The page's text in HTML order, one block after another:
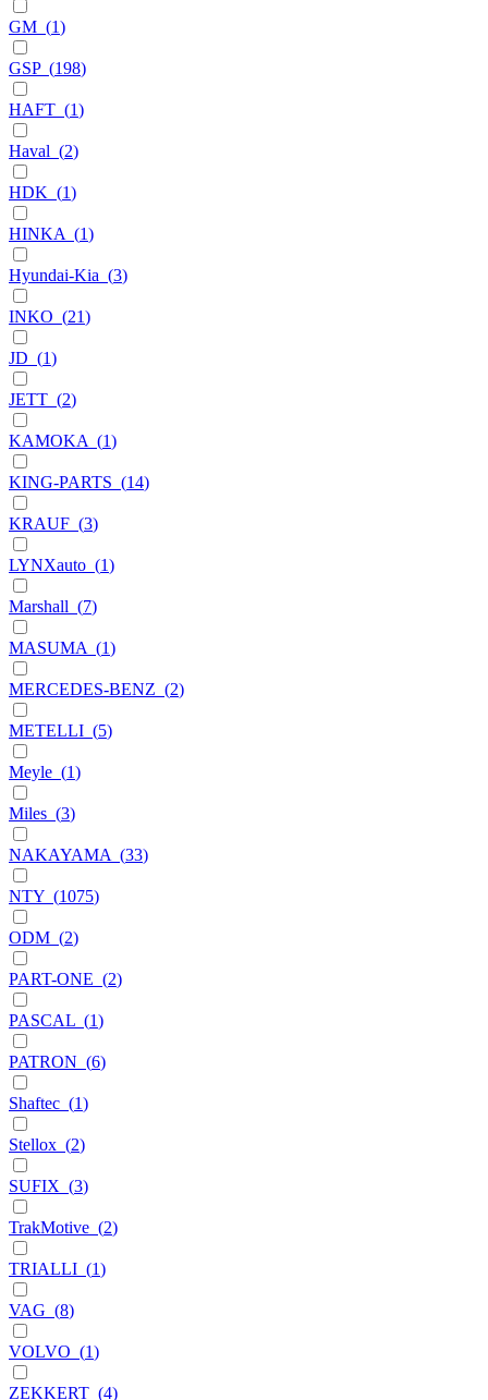
GM (1)
GSP (198)
HAFT (1)
Haval (2)
HDK (1)
HINKA (1)
Hyundai-Kia (3)
INKO (21)
JD (1)
JETT (2)
KAMOKA (1)
KING-PARTS (14)
KRAUF (3)
LYNXauto (1)
Marshall (7)
MASUMA (1)
MERCEDES-BENZ (2)
METELLI (5)
Meyle (1)
Miles (3)
NAKAYAMA (33)
NTY (1075)
ODM (2)
PART-ONE (2)
PASCAL (1)
PATRON (6)
Shaftec (1)
Stellox (2)
SUFIX (3)
TrakMotive (2)
TRIALLI (1)
VAG (8)
VOLVO (1)
ZEKKERT (4)